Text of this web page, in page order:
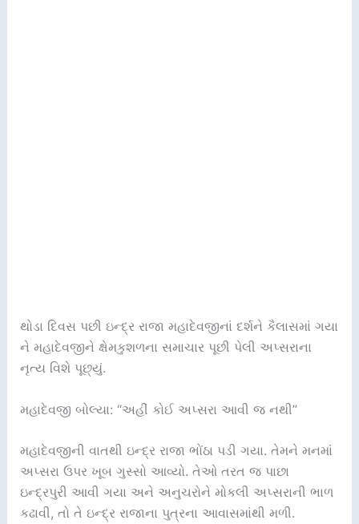
થોડા દિવસ પછી ઇન્દ્ર રાજા મહાદેવજીનાં દર્શને કૈલાસમાં ગયા
ને મહાદેવજીને ક્ષેમકુશળના સમાચાર પૂછી પેલી અપ્સરાના
નૃત્ય વિશે પૂછ્યું.
મહાદેવજી બોલ્યા: “અહીં કોઈ અપ્સરા આવી જ નથી”
મહાદેવજીની વાતથી ઇન્દ્ર રાજા ભોંઠા પડી ગયા. તેમને મનમાં
અપ્સરા ઉપર ખૂબ ગુસ્સો આવ્યો. તેઓ તરત જ પાછા
ઇન્દ્રપુરી આવી ગયા અને અનુચરોને મોકલી અપ્સરાની ભાળ
કઢાવી, તો તે ઇન્દ્ર રાજાના પુત્રના આવાસમાંથી મળી.